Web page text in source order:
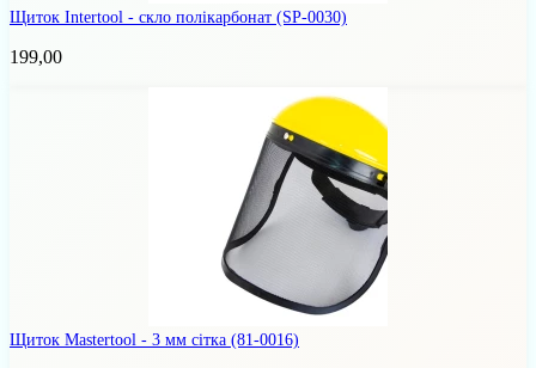
Щиток Intertool - скло полікарбонат (SP-0030)
199,00
Щиток Mastertool - 3 мм сітка (81-0016)